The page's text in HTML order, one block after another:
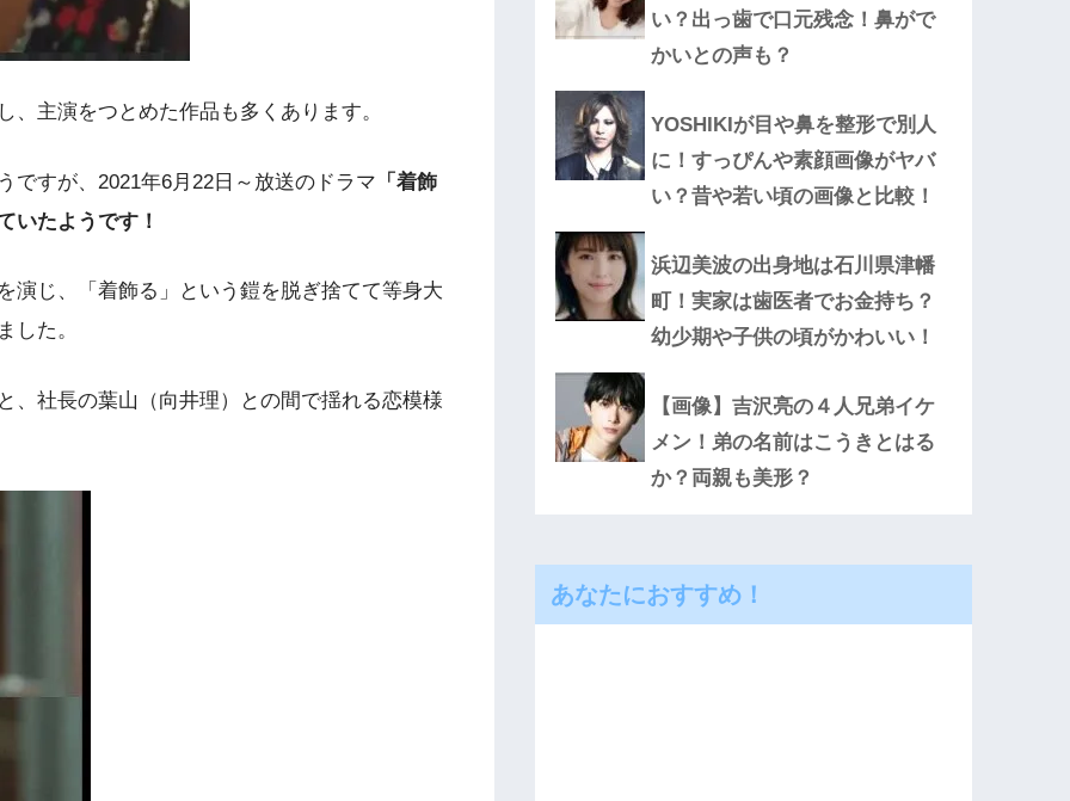
主演をつとめた作品も多くあります。
ですが、2021年6月22日～放送のドラマ 「着飾
いたようです！
演じ、「着飾る」という鎧を脱ぎ捨てて等身大
した。
、社長の葉山（向井理）との間で揺れる恋模様
い？出っ歯で口元残念！鼻がで
かいとの声も？
YOSHIKIが目や鼻を整形で別人
に！すっぴんや素顔画像がヤバ
い？昔や若い頃の画像と比較！
浜辺美波の出身地は石川県津幡
町！実家は歯医者でお金持ち？
幼少期や子供の頃がかわいい！
【画像】吉沢亮の４人兄弟イケ
メン！弟の名前はこうきとはる
か？両親も美形？
あなたにおすすめ！